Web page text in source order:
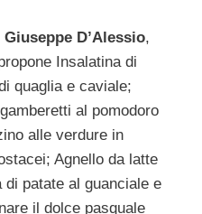
Giuseppe D’Alessio,
Insalatina di
quaglia e caviale;
al pomodoro
alle verdure in
Agnello da latte
patate al guanciale e
il dolce pasquale